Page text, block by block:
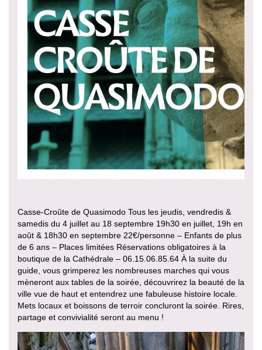
Casse-Croûte de Quasimodo Tous les jeudis, vendredis &
samedis du 4 juillet au 18 septembre 19h30 en juillet, 19h en
août & 18h30 en septembre 22€/personne – Enfants de plus
de 6 ans – Places limitées Réservations obligatoires à la
boutique de la Cathédrale – 06.15.06.85.64 À la suite du
guide, vous grimperez les nombreuses marches qui vous
mèneront aux tables de la soirée, découvrirez la beauté de la
ville vue de haut et entendrez une fabuleuse histoire locale.
Mets locaux et boissons de terroir concluront la soirée. Rires,
partage et convivialité seront au menu !